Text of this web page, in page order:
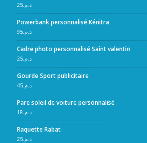
د.م.25
Powerbank personnalisé Kénitra
د.م.95
Cadre photo personnalisé Saint valentin
د.م.25
Gourde Sport publicitaire
د.م.45
Pare soleil de voiture personnalisé
د.م. 18
Raquette Rabat
د.م.25